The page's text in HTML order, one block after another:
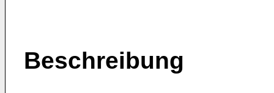
Beschreibung